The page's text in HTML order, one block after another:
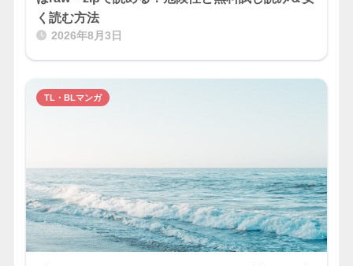
く読む方法
2026年8月3日
TL・BLマンガ